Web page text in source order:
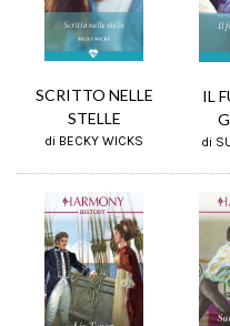
SCRITTO NELLE
STELLE
di BECKY WICKS
IL
di